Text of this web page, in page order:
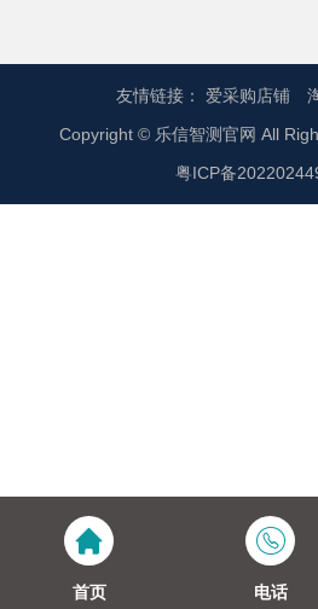
友情链接： 爱采购店铺
Copyright © 乐信智测官网 All
粤ICP备
首页 电话